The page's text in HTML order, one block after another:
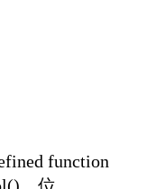
function
，位